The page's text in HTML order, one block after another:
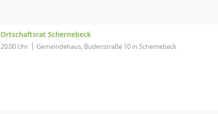
Ortschaftsrat Schernebeck
20:00 Uhr Gemeindehaus, Budenstraße 10 in Schernebeck